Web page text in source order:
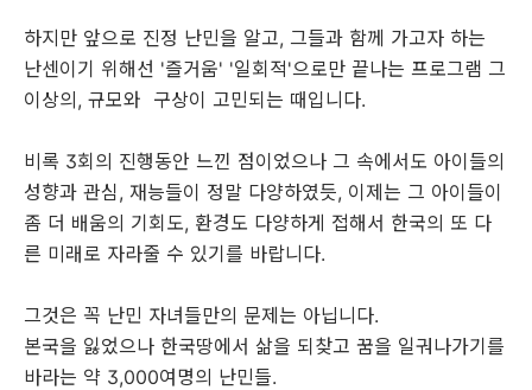
하지만 앞으로 진정 난민을 알고, 그들과 함께 가고자 하는
난센이기 위해선 '즐거움' '일회적'으로만 끝나는 프로그램 그
이상의, 규모와 구상이 고민되는 때입니다.
비록 3회의 진행동안 느낀 점이었으나 그 속에서도 아이들의
성향과 관심, 재능들이 정말 다양하였듯, 이제는 그 아이들이
좀 더 배움의 기회도, 환경도 다양하게 접해서 한국의 또 다
른 미래로 자라줄 수 있기를 바랍니다.
그것은 꼭 난민 자녀들만의 문제는 아닙니다.
본국을 잃었으나 한국땅에서 삶을 되찾고 꿈을 일궈나가기를
바라는 약 3,000여명의 난민들.